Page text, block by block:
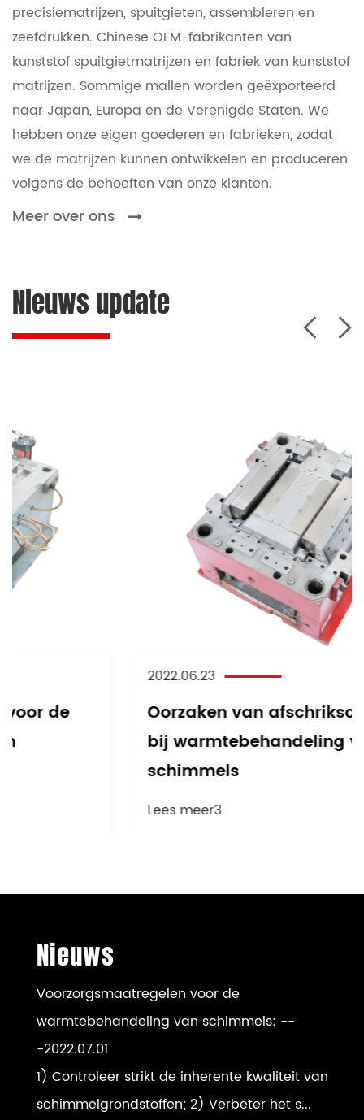
precisiematrijzen, spuitgieten, assembleren en
zeefdrukken. Chinese OEM-fabrikanten van
kunststof spuitgietmatrijzen en fabriek van kunststof
matrijzen. Sommige mallen worden geëxporteerd
naar Japan, Europa en de Verenigde Staten. We
hebben onze eigen goederen en fabrieken, zodat
we de matrijzen kunnen ontwikkelen en produceren
volgens de behoeften van onze klanten.
Meer over ons
Nieuws update
Oorzaken van afschrikscheuren
bij warmtebehandeling van
Nieuws
Voorzorgsmaatregelen voor de
warmtebehandeling van schimmels: --
-2022.07.01
1) Controleer strikt de inherente kwaliteit van
schimmelgrondstoffen; 2) Verbeter het s...